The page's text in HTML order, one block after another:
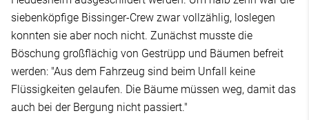
siebenköpfige Bissinger-Crew zwar vollzählig, loslegen
konnten sie aber noch nicht. Zunächst musste die
Böschung großflächig von Gestrüpp und Bäumen befreit
werden: "Aus dem Fahrzeug sind beim Unfall keine
Flüssigkeiten gelaufen. Die Bäume müssen weg, damit das
auch bei der Bergung nicht passiert."